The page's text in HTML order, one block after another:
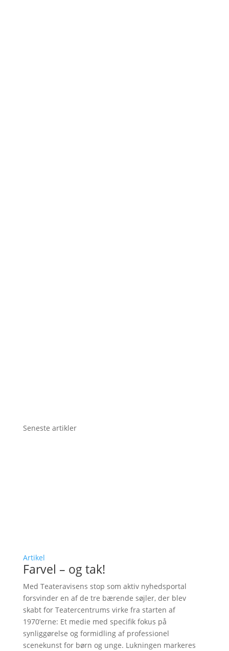
Seneste artikler
Artikel
Farvel – og tak!
Med Teateravisens stop som aktiv nyhedsportal
forsvinder en af de tre bærende søjler, der blev
skabt for Teatercentrums virke fra starten af
1970’erne: Et medie med specifik fokus på
synliggørelse og formidling af professionel
scenekunst for børn og unge. Lukningen markeres